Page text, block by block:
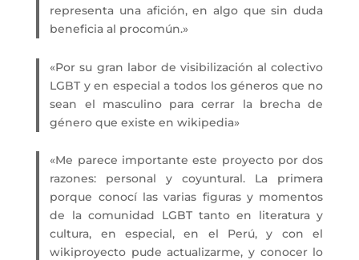
representa una afición, en algo que sin duda
beneficia al procomún.»
«Por su gran labor de visibilización al colectivo
LGBT y en especial a todos los géneros que no
sean el masculino para cerrar la brecha de
género que existe en wikipedia»
«Me parece importante este proyecto por dos
razones: personal y coyuntural. La primera
porque conocí las varias figuras y momentos
de la comunidad LGBT tanto en literatura y
cultura, en especial, en el Perú, y con el
wikiproyecto pude actualizarme, y conocer lo